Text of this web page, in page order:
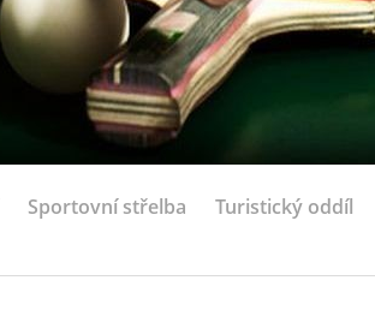
Sportovní střelba Turistický oddíl